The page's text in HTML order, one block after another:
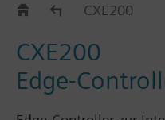
HardwareCXE200
CXE200
Edge-